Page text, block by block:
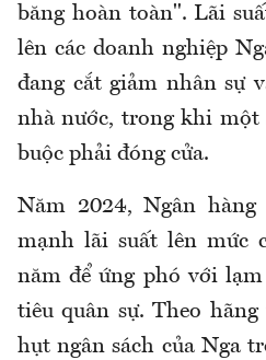
băng hoàn toàn". Lãi
lên các doanh nghiệp
đang cắt giảm nhân sự
nhà nước, trong khi một
buộc phải đóng cửa.
Năm 2024, Ngân
mạnh lãi suất lên mức
năm để ứng phó với
tiêu quân sự. Theo
hụt ngân sách của Nga